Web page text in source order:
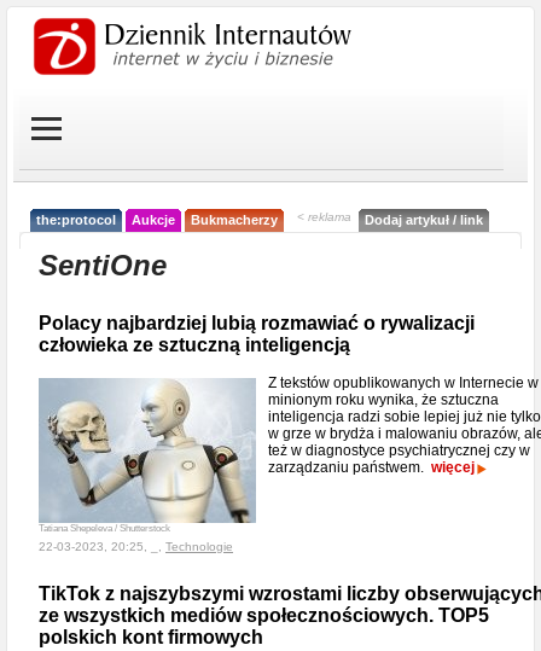
the:protocol Aukcje Bukmacherzy < reklama Dodaj artykuł / link
SentiOne
Polacy najbardziej lubią rozmawiać o rywalizacji
człowieka ze sztuczną inteligencją
Tatiana Shepeleva / Shutterstock
Z tekstów opublikowanych w Internecie w
minionym roku wynika, że sztuczna
inteligencja radzi sobie lepiej już nie tylko
w grze w brydża i malowaniu obrazów,
też w diagnostyce psychiatrycznej czy w
zarządzaniu państwem. więcej
22-03-2023, 20:25, _, Technologie
TikTok z najszybszymi wzrostami liczby
ze wszystkich mediów społecznościowych. TOP5
polskich kont firmowych